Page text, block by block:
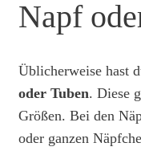
Napf
Üblicherweise hast
oder Tuben. Diese
Größen. Bei den
oder ganzen